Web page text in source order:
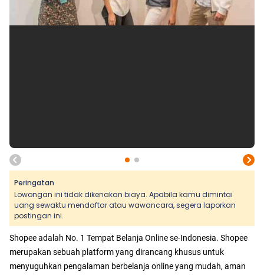
Peringatan
Lowongan ini tidak dikenakan biaya. Apabila kamu dimintai
uang sewaktu mendaftar atau wawancara, segera laporkan
postingan ini.
Shopee adalah No. 1 Tempat Belanja Online se-Indonesia. Shopee
merupakan sebuah platform yang dirancang khusus untuk
menyuguhkan pengalaman berbelanja online yang mudah, aman